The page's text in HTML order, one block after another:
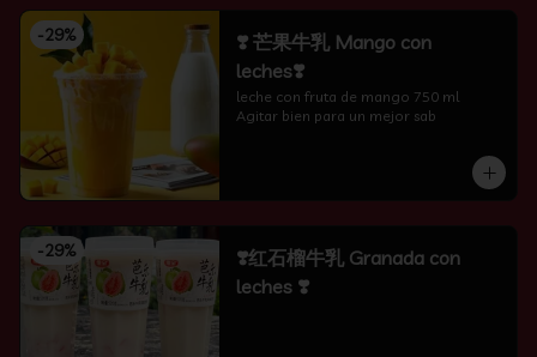
-29%
❣️ 芒果牛乳 Mango con
leches❣️
leche con fruta de mango 750 ml
Agitar bien para un mejor sab
-29%
❣️红石榴牛乳 Granada con
leches ❣️